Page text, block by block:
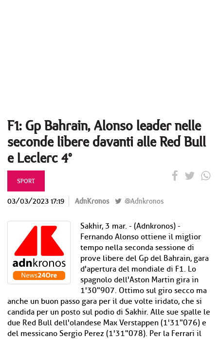
F1: Gp Bahrain, Alonso leader nelle
seconde libere davanti alle Red Bull
e Leclerc 4°
SPORT
03/03/2023 17:19 AdnKronos @Adnkronos
Sakhir, 3 mar. - (Adnkronos) -
Fernando Alonso ottiene il miglior
tempo nella seconda sessione di
prove libere del Gp del Bahrain, gara
d'apertura del mondiale di F1. Lo
spagnolo dell'Aston Martin gira in
1'30"907. Ottimo sul giro secco ma
anche un buon passo gara per il due volte iridato, che si
candida per un posto sul podio di Sakhir. Alle sue spalle le
due Red Bull dell'olandese Max Verstappen (1'31"076) e
del messicano Sergio Perez (1'31"078). Per la Ferrari il